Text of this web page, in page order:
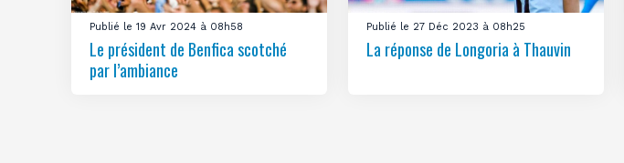
Publié le 19 Avr 2024 à 08h58
Le président de Benfica scotché
par l’ambiance
Publié le 27 Déc 2023 à 08h25
La réponse de Longoria à Thauvin